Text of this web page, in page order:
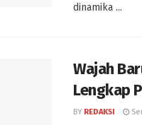
dinamika ...
Wajah
Lengkap
BY REDAKSI